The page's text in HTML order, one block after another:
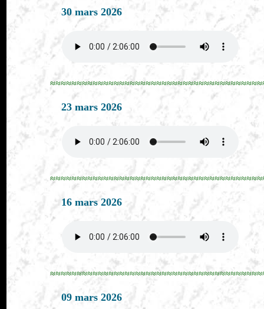
30 mars 2026
23 mars 2026
16 mars 2026
09 mars 2026